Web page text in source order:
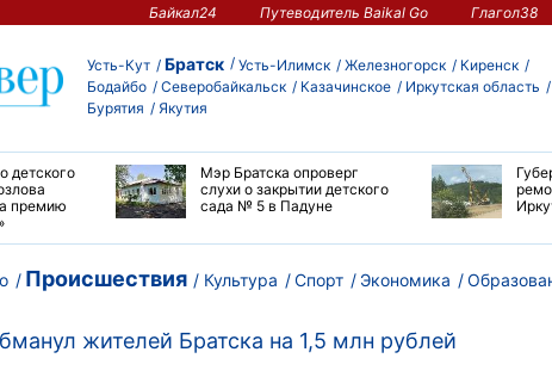
Байкал24 Путеводитель Baikal Go Глагол38
Усть-Кут Братск Усть-Илимск Железногорск
Киренск
Бодайбо
Северобайкальск Казачинское
Иркутская область
Бурятия
Якутия
детского
премию
Мэр Братска опроверг
слухи о закрытии детского
сада № 5 в Падуне
Происшествия Культура Спорт Экономика
жителей Братска на 1,5 млн рублей